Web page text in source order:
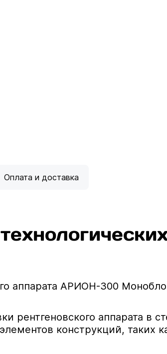
Оплата и доставка
аппарата АРИОН-300
рентгеновского аппарата в
конструкций, таких